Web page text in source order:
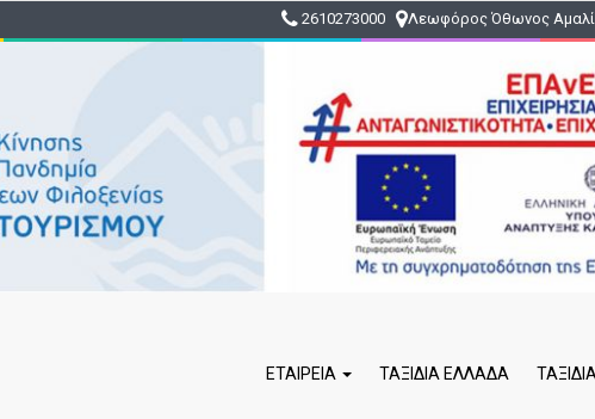
2610273000 Λεωφόρος Όθωνος
ΕΤΑΙΡΕΊΑ ΤΑΞΙΔΙΑ ΕΛΛΑΔΑ